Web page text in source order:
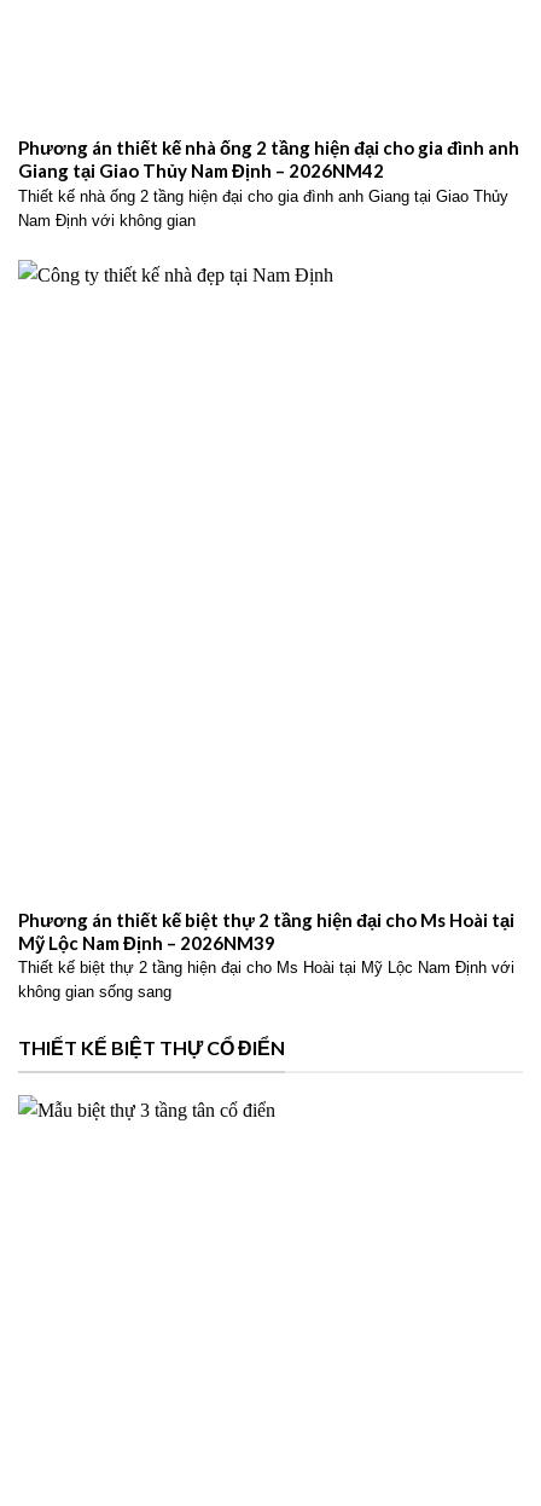
Phương án thiết kế nhà ống 2 tầng hiện đại cho gia đình anh
Giang tại Giao Thủy Nam Định – 2026NM42
Thiết kế nhà ống 2 tầng hiện đại cho gia đình anh Giang tại Giao Thủy
Nam Định với không gian
Phương án thiết kế biệt thự 2 tầng hiện đại cho Ms Hoài tại
Mỹ Lộc Nam Định – 2026NM39
Thiết kế biệt thự 2 tầng hiện đại cho Ms Hoài tại Mỹ Lộc Nam Định với
không gian sống sang
THIẾT KẾ BIỆT THỰ CỔ ĐIỂN